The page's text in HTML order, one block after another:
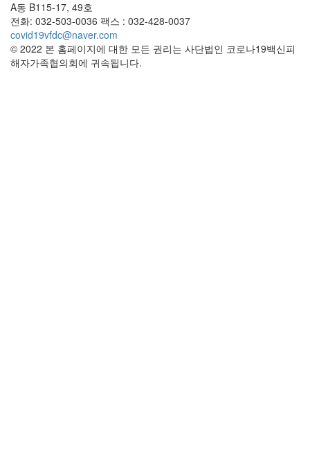
A동 B115-17, 49호
전화: 032-503-0036 팩스 : 032-428-0037
covid19vfdc@naver.com
© 2022 본 홈페이지에 대한 모든 권리는 사단법인 코로나19백신피
해자가족협의회에 귀속됩니다.